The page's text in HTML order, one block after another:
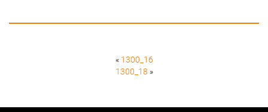
« 1300_16
1300_18 »